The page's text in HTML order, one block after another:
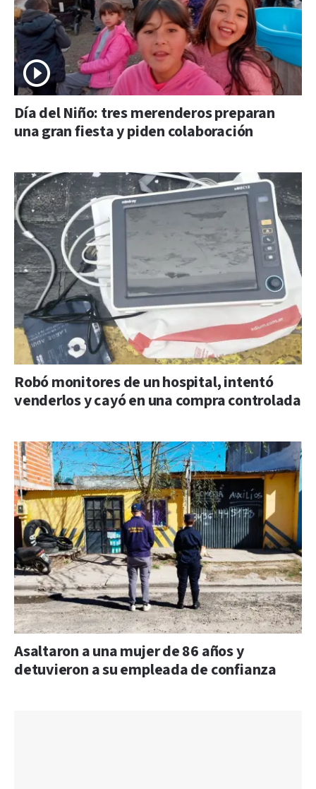
Día del Niño: tres merenderos preparan
una gran fiesta y piden colaboración
Robó monitores de un hospital, intentó
venderlos y cayó en una compra controlada
Asaltaron a una mujer de 86 años y
detuvieron a su empleada de confianza